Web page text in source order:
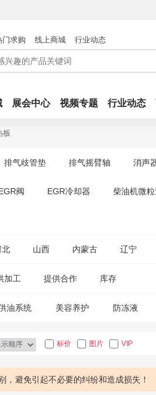
门求购 线上商城 行业动态
展会中心 视频专题 行业动态
板
排气歧管垫 排气摇臂轴 消声
阀 EGR冷却器 柴油机微
北 山西 内蒙古 辽宁
加工 提供合作 库存
油系统 美容养护 防冻液
标价 图片 VIP
避免引起不必要的纠纷和造成损失！